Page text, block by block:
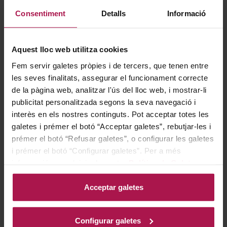
Consentiment Detalls Informació
Aquest lloc web utilitza cookies
Fem servir galetes pròpies i de tercers, que tenen entre
les seves finalitats, assegurar el funcionament correcte
de la pàgina web, analitzar l'ús del lloc web, i mostrar-li
publicitat personalitzada segons la seva navegació i
interès en els nostres continguts. Pot acceptar totes les
galetes i prémer el botó “Acceptar galetes”, rebutjar-les i
prémer el botó “Refusar galetes”, o configurar les galetes
i prémer el botó “Configurar galetes”. Per a més
Acceptar galetes
Configurar galetes
Armoniza especialmente bien con pastas acompañadas
de salsas de carne como el ragù, embutidos curados,
risottos de setas, carnes rojas asadas y una amplia
Historia bodega
Una de les cellers moderns icònics del Piemont. La
història de La Spinetta es remunta a 1977 amb
Castagnole Lanze. Des d'aleshores, és la segona
generació, encapçalada per Giorgio Rivetti, la que ha
posat La Spinetta al mapa amb el desenvolupament de
vinyes i finques, una enologia talentosa i un desig